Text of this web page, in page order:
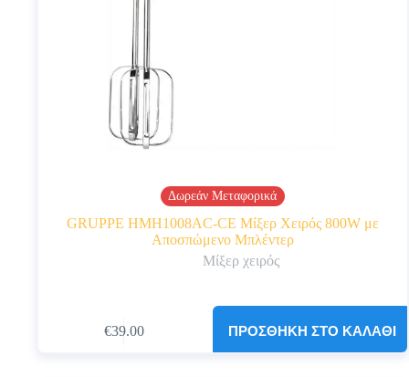
Δωρεάν Μεταφορικά
GRUPPE HMH1008AC-CE Μίξερ Χειρός 800W με
Αποσπώμενο Μπλέντερ
Μίξερ χειρός
€39.00 ΠΡΟΣΘΉΚΗ ΣΤΟ ΚΑΛΆΘΙ